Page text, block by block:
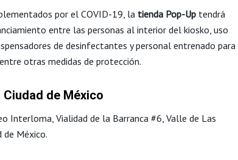
por el COVID-19, la tienda Pop-Up tendrá
entre las personas al interior del kiosko, uso
de desinfectantes y personal entrenado para
otras medidas de protección.
Ciudad de México
Interloma, Vialidad de la Barranca #6, Valle de Las
de México.